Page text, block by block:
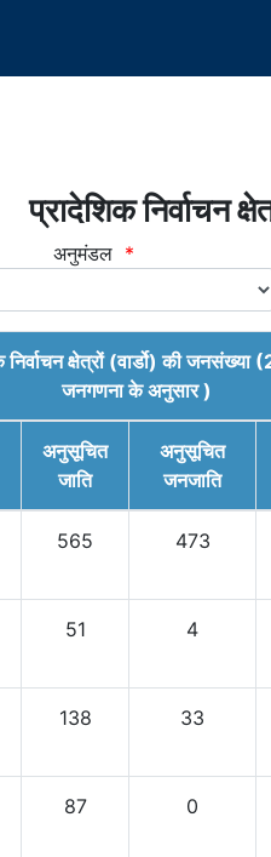
प्रादेशिक निर्वाचन
अनुमंडल *
निर्वाचन क्षेत्रों (वार्डो) की जनसंख्या
जनगणना के अनुसार )
अनुसूचित
जाति
अनुसूचित
जनजाति
565 473
51 4
138 33
87 0